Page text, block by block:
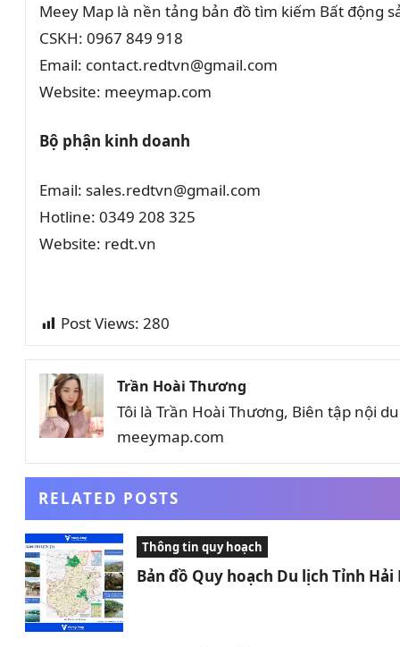
Meey Map là nền tảng bản đồ tìm kiếm Bất động
CSKH: 0967 849 918
Email: contact.redtvn@gmail.com
Website: meeymap.com
Bộ phận kinh doanh
Email: sales.redtvn@gmail.com
Hotline: 0349 208 325
Website: redt.vn
Post Views: 280
Trần Hoài Thương
Tôi là Trần Hoài Thương, Biên tập nội
meeymap.com
RELATED POSTS
Thông tin quy hoạch
Bản đồ Quy hoạch Du lịch Tỉnh